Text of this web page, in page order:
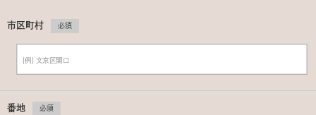
市区町村 必須
番地 必須